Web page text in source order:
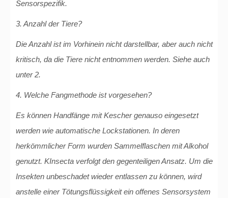
Sensorspezifik.
3. Anzahl der Tiere?
Die Anzahl ist im Vorhinein nicht darstellbar, aber auch nicht
kritisch, da die Tiere nicht entnommen werden. Siehe auch
unter 2.
4. Welche Fangmethode ist vorgesehen?
Es können Handfänge mit Kescher genauso eingesetzt
werden wie automatische Lockstationen. In deren
herkömmlicher Form wurden Sammelflaschen mit Alkohol
genutzt. KInsecta verfolgt den gegenteiligen Ansatz. Um die
Insekten unbeschadet wieder entlassen zu können, wird
anstelle einer Tötungsflüssigkeit ein offenes Sensorsystem